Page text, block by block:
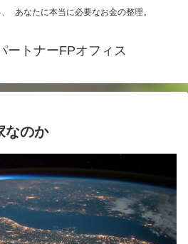
あなたに本当に必要なお金の整理。
ートナーFPオフィス
なのか